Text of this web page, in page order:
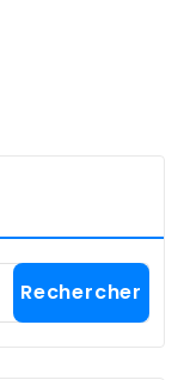
Rechercher